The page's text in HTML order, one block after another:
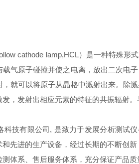
cathode lamp,HCL）是一种特殊形
气原子碰撞并使之电离，放出二次电
就可以将原子从晶格中溅射出来。除
，发射出相应元素的特征的共振辐射
技有限公司, 是致力于发展分析测试
先进的生产设备，经过长期的不断创
测体系、售后服务体系，充分保证产品